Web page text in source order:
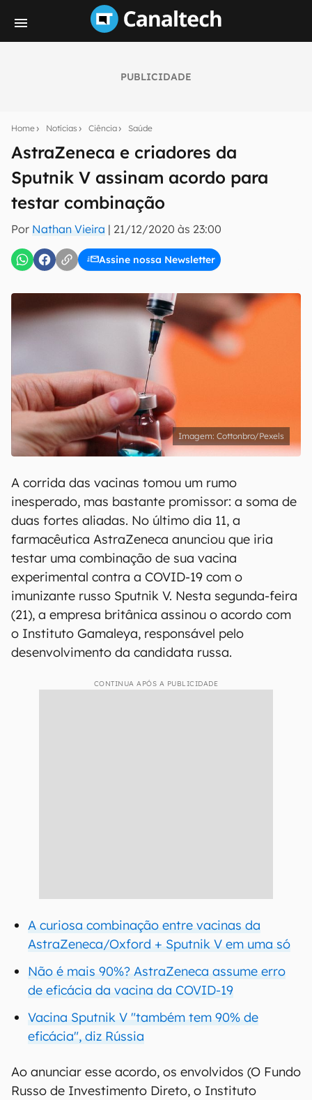
PUBLICIDADE
Home Notícias Ciência Saúde
AstraZeneca e criadores da
Sputnik V assinam acordo para
testar combinação
Por Nathan Vieira | 21/12/2020 às 23:00
Assine nossa Newsletter
notícias e reviews sobre tecnologia em primeira
mão.
E-mail
inscreva-se
Uso e Política de Privacidade do Canaltech.
Cottonbro/Pexels
A corrida das vacinas tomou um rumo
inesperado, mas bastante promissor: a soma de
duas fortes aliadas. No último dia 11, a
farmacêutica AstraZeneca anunciou que iria
testar uma combinação de sua vacina
experimental contra a COVID-19 com o
imunizante russo Sputnik V. Nesta segunda-feira
(21), a empresa britânica assinou o acordo com
o Instituto Gamaleya, responsável pelo
desenvolvimento da candidata russa.
CONTINUA APÓS A PUBLICIDADE
A curiosa combinação entre vacinas da
AstraZeneca/Oxford + Sputnik V em uma só
Não é mais 90%? AstraZeneca assume erro
de eficácia da vacina da COVID-19
Vacina Sputnik V "também tem 90% de
eficácia", diz Rússia
Ao anunciar esse acordo, os envolvidos (O Fundo
Russo de Investimento Direto, o Instituto